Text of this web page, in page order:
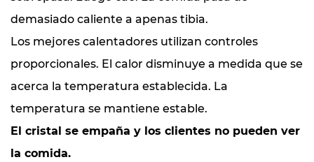
demasiado caliente a apenas tibia.
Los mejores calentadores utilizan controles
proporcionales. El calor disminuye a medida que se
acerca la temperatura establecida. La
temperatura se mantiene estable.
El cristal se empaña y los clientes no pueden ver
la comida.